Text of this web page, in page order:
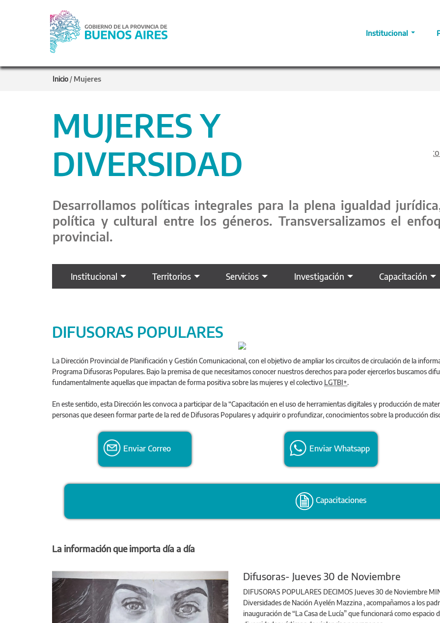
Institucional
Inicio / Mujeres
MUJERES Y
DIVERSIDAD
Desarrollamos políticas integrales para la plena igualdad
política y cultural entre los géneros. Transversalizamos el
provincial.
Institucional Territorios Servicios Investigación Capacitación
DIFUSORAS POPULARES
La Dirección Provincial de Planificación y Gestión Comunicacional, con el objetivo de ampliar los circuitos de circulación de la
Programa Difusoras Populares. Bajo la premisa de que necesitamos conocer nuestros derechos para poder ejercerlos buscamos
fundamentalmente aquellas que impactan de forma positiva sobre las mujeres y el colectivo LGTBI+.
En este sentido, esta Dirección les convoca a participar de la “Capacitación en el uso de herramientas digitales y producción de
personas que deseen formar parte de la red de Difusoras Populares y adquirir o profundizar, conocimientos sobre la producción
Enviar Correo Enviar Whatsapp
Capacitaciones
La información que importa día a día
Difusoras- Jueves 30 de Noviembre
DIFUSORAS POPULARES DECIMOS Jueves 30 de Noviembre
Diversidades de Nación Ayelén Mazzina , acompañamos a los
inauguración de “La Casa de Lucía” que funcionará como